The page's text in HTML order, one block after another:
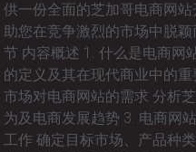
供一份全面的芝加哥电商网
助您在竞争激烈的市场中脱
节 内容概述 1. 什么是电商网
的定义及其在现代商业中的
市场对电商网站的需求 分析
为及电商发展趋势 3. 电商网
工作 确定目标市场、产品种